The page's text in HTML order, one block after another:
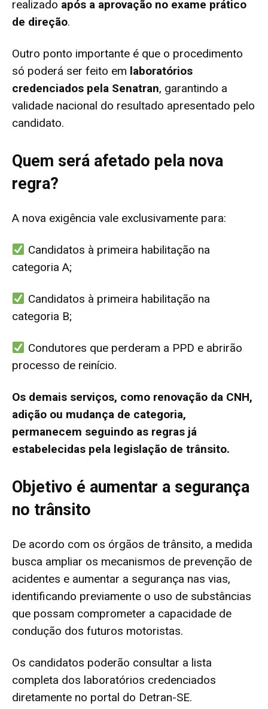
realizado após a aprovação no exame prático
de direção.
Outro ponto importante é que o procedimento
só poderá ser feito em laboratórios
credenciados pela Senatran, garantindo a
validade nacional do resultado apresentado pelo
candidato.
Quem será afetado pela nova
regra?
A nova exigência vale exclusivamente para:
Candidatos à primeira habilitação na
categoria A;
Candidatos à primeira habilitação na
categoria B;
Condutores que perderam a PPD e abrirão
processo de reinício.
Os demais serviços, como renovação da CNH,
adição ou mudança de categoria,
permanecem seguindo as regras já
estabelecidas pela legislação de trânsito.
Objetivo é aumentar a segurança
no trânsito
De acordo com os órgãos de trânsito, a medida
busca ampliar os mecanismos de prevenção de
acidentes e aumentar a segurança nas vias,
identificando previamente o uso de substâncias
que possam comprometer a capacidade de
condução dos futuros motoristas.
Os candidatos poderão consultar a lista
completa dos laboratórios credenciados
diretamente no portal do Detran-SE.